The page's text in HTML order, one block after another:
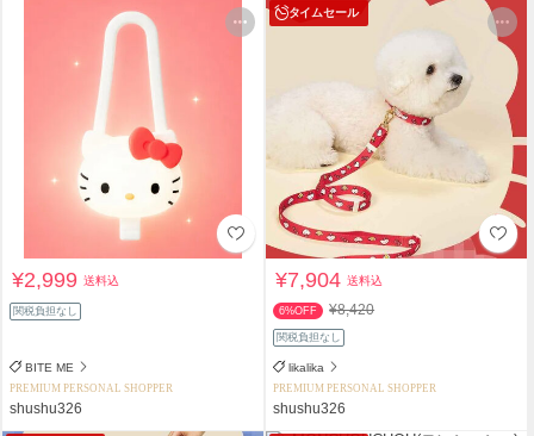
¥2,999送料込
関税負担なし
BITE ME
PREMIUM PERSONAL SHOPPER
shushu326
タイムセール
¥7,904送料込
6%OFF ¥8,420
関税負担なし
likalika
PREMIUM PERSONAL SHOPPER
shushu326